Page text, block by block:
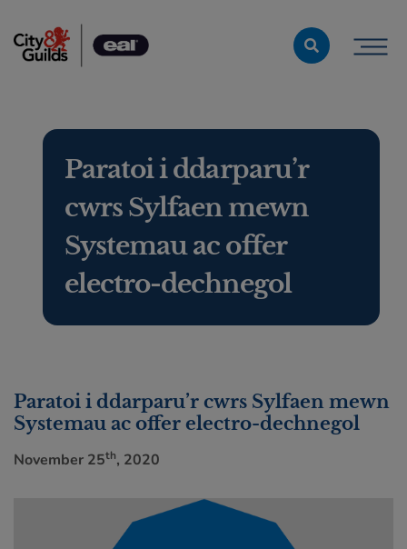
Paratoi i ddarparu’r
cwrs Sylfaen mewn
Systemau ac offer
electro-dechnegol
Paratoi i ddarparu’r cwrs Sylfaen mewn
Systemau ac offer electro-dechnegol
November 25th, 2020